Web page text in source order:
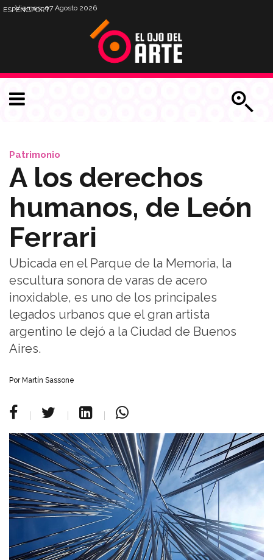
Viernes, 07 Agosto 2026
ESPENGPORT
Patrimonio
A los derechos
humanos, de León
Ferrari
Ubicada en el Parque de la Memoria, la
escultura sonora de varas de acero
inoxidable, es uno de los principales
legados urbanos que el gran artista
argentino le dejó a la Ciudad de Buenos
Aires.
Por Martín Sassone